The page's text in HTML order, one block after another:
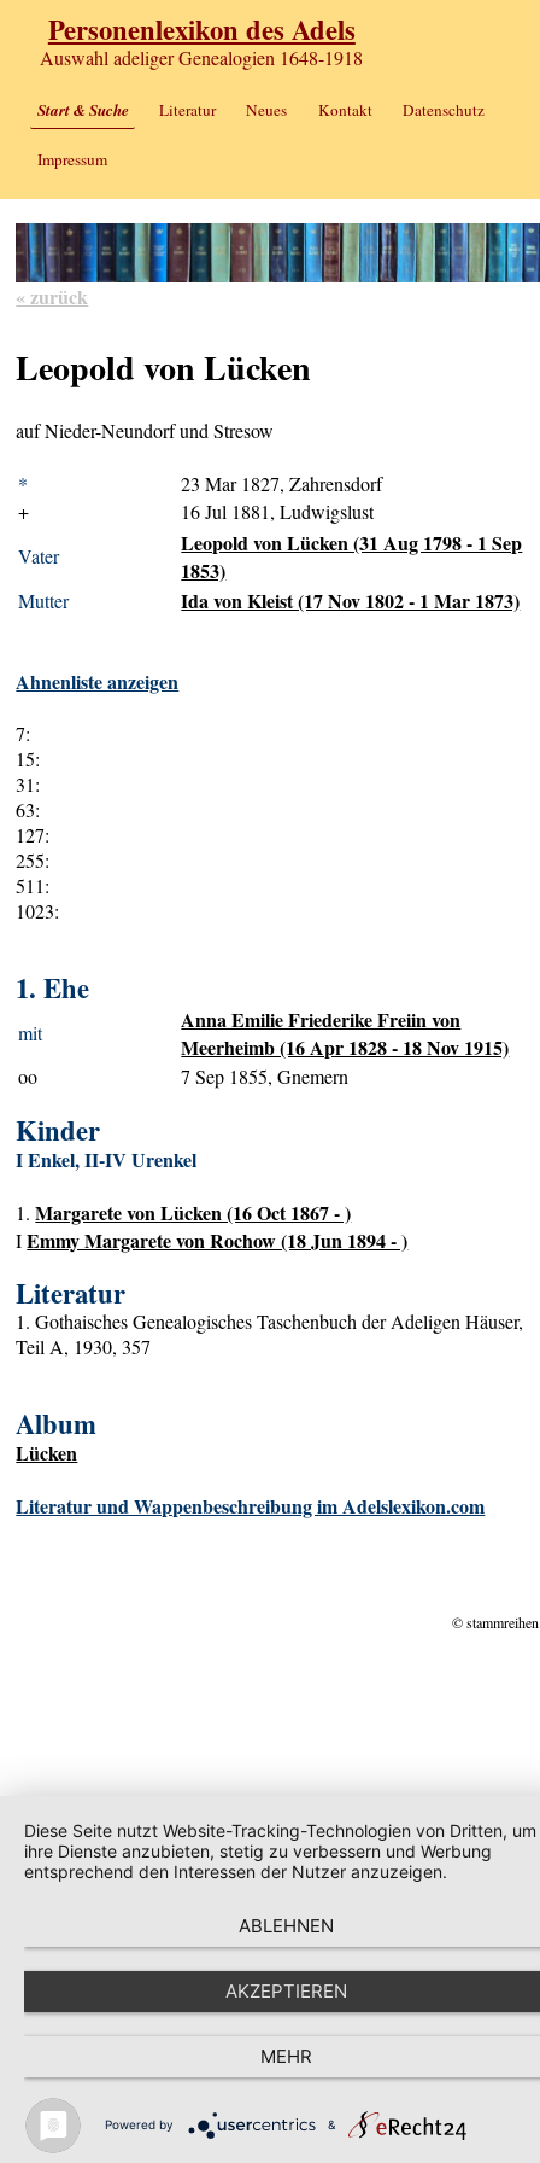
Personenlexikon des Adels
Auswahl adeliger Genealogien 1648-1918
Start & Suche Literatur Neues Kontakt Datenschutz
Impressum
« zurück
Leopold von Lücken
auf Nieder-Neundorf und Stresow
*
23 Mar 1827, Zahrensdorf
+
16 Jul 1881, Ludwigslust
Vater
Leopold von Lücken (31 Aug 1798 - 1 Sep
1853)
Mutter Ida von Kleist (17 Nov 1802 - 1 Mar 1873)
Ahnenliste anzeigen
7:
15:
31:
63:
127:
255:
511:
1023:
1. Ehe
mit
Anna Emilie Friederike Freiin von
Meerheimb (16 Apr 1828 - 18 Nov 1915)
oo 7 Sep 1855, Gnemern
Kinder
I Enkel, II-IV Urenkel
1.Margarete von Lücken (16 Oct 1867 - )
IEmmy Margarete von Rochow (18 Jun 1894 - )
Literatur
1. Gothaisches Genealogisches Taschenbuch der Adeligen Häuser,
Teil A, 1930, 357
Album
Lücken
Literatur und Wappenbeschreibung im Adelslexikon.com
©
Diese Seite nutzt Website-Tracking-Technologien von Dritten, um
ihre Dienste anzubieten, stetig zu verbessern und Werbung
entsprechend den Interessen der Nutzer anzuzeigen.
ABLEHNEN
AKZEPTIEREN
MEHR
Powered by &